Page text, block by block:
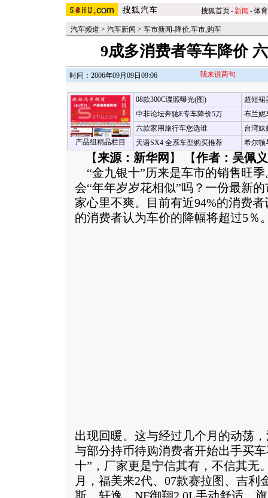
搜狐首页-新闻 -体育
汽车频道 > 汽车新闻 > 车市新闻-降价,车市,购车
9成多消费者等车降价
时间：2006年09月09日09:06 我来说两句
产品组精品栏目
08款300C谍照曝光(图)
中非论坛奔驰E专车降价5万
六款家用旅行车您选谁
天语SX4 全系车型购买推荐
超短裙
布兰妮
台湾妹
希尔顿
【来源：新华网 】 【作者：吴佩义
“金九银十”历来是车市的销售旺
会“年年岁岁花相似”吗？一份最新
家心里不爽。目前有近94%的消费
的消费者认为车价的降幅将超过5％
出现回暖。这与经过几个月的动荡
与部分持币待购消费者开始出手买
十”，厂家更是宁信其有，不信其无
月，福美来2代、07款赛拉图、吉利